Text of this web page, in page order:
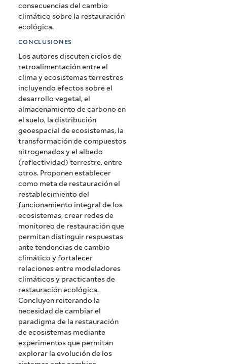
consecuencias del cambio
climático sobre la restauración
ecológica.
conclusiones
Los autores discuten ciclos de
retroalimentación entre el
clima y ecosistemas terrestres
incluyendo efectos sobre el
desarrollo vegetal, el
almacenamiento de carbono en
el suelo, la distribución
geoespacial de ecosistemas, la
transformación de compuestos
nitrogenados y el albedo
(reflectividad) terrestre, entre
otros. Proponen establecer
como meta de restauración el
restablecimiento del
funcionamiento integral de los
ecosistemas, crear redes de
monitoreo de restauración que
permitan distinguir respuestas
ante tendencias de cambio
climático y fortalecer
relaciones entre modeladores
climáticos y practicantes de
restauración ecológica.
Concluyen reiterando la
necesidad de cambiar el
paradigma de la restauración
de ecosistemas mediante
experimentos que permitan
explorar la evolución de los